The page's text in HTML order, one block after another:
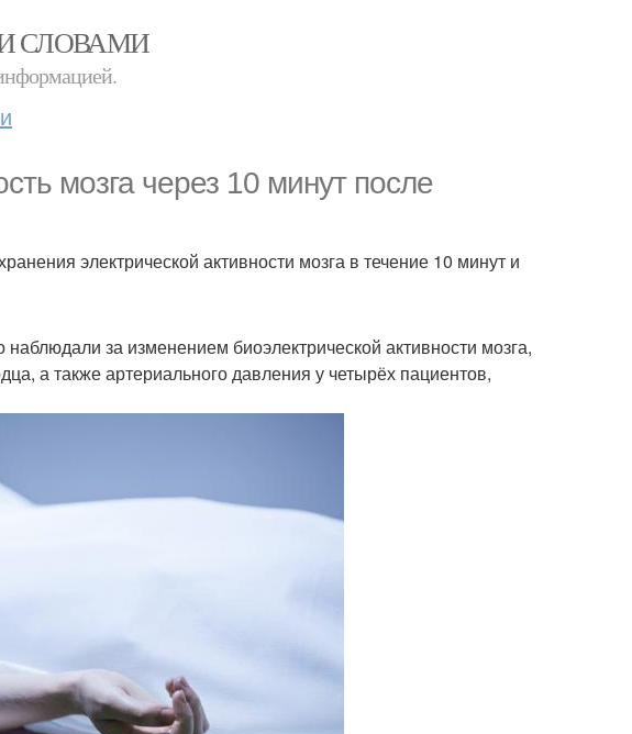
СЛОВАМИ
мозга через 10 минут после
электрической активности мозга в течение 10 минут и
за изменением биоэлектрической активности мозга,
а также артериального давления у четырёх пациентов,